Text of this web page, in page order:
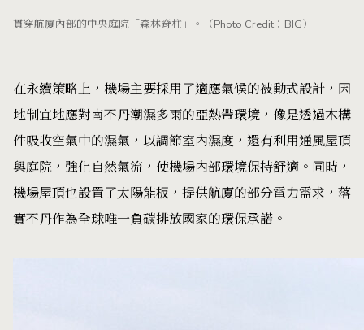
貫穿航廈內部的中央庭院「森林脊柱」。（Photo Credit：BIG）
在永續策略上，機場主要採用了適應氣候的被動式設計，因
地制宜地應對南不丹潮濕多雨的亞熱帶環境，像是透過木構
件吸收空氣中的濕氣，以調節室內濕度，還有利用通風屋頂
與庭院，強化自然氣流，使機場內部環境保持舒適。同時，
機場屋頂也設置了太陽能板，提供航廈的部分電力需求，落
實不丹作為全球唯一負碳排放國家的環保承諾。